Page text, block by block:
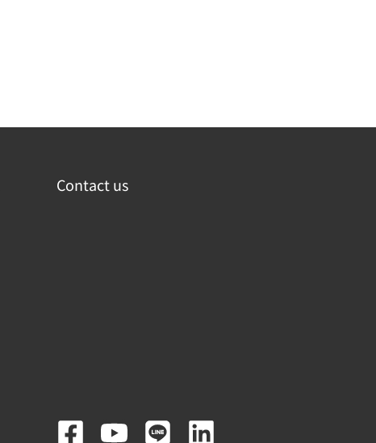
Contact us
F Y L L